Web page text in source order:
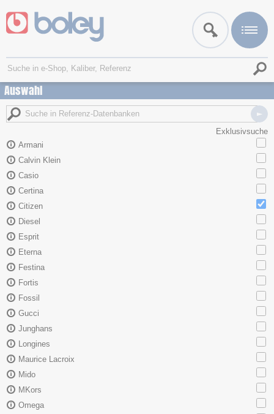
Auswahl
Exklusivsuche
Armani
Calvin Klein
Casio
Certina
Citizen
Diesel
Esprit
Eterna
Festina
Fortis
Fossil
Gucci
Junghans
Longines
Maurice Lacroix
Mido
MKors
Omega